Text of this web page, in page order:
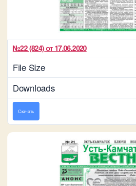
№22 (824) от 17.06.2020
File Size
Downloads
Скачать